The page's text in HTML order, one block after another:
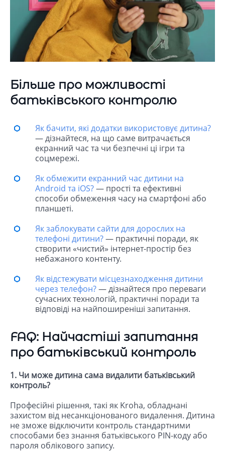
Більше про можливості
батьківського контролю
Як бачити, які додатки використовує дитина?
— дізнайтеся, на що саме витрачається
екранний час та чи безпечні ці ігри та
соцмережі.
Як обмежити екранний час дитини на
Android та iOS?— прості та ефективні
способи обмеження часу на смартфоні або
планшеті.
Як заблокувати сайти для дорослих на
телефоні дитини?— практичні поради, як
створити «чистий» інтернет-простір без
небажаного контенту.
Як відстежувати місцезнаходження дитини
через телефон?— дізнайтеся про переваги
сучасних технологій, практичні поради та
відповіді на найпоширеніші запитання.
FAQ: Найчастіші запитання
про батьківський контроль
1. Чи може дитина сама видалити батьківський
контроль?
Професійні рішення, такі як Kroha, обладнані
захистом від несанкціонованого видалення. Дитина
не зможе відключити контроль стандартними
способами без знання батьківського PIN-коду або
пароля облікового запису.